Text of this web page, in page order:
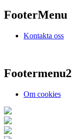
FooterMenu
Kontakta oss
Footermenu2
Om cookies